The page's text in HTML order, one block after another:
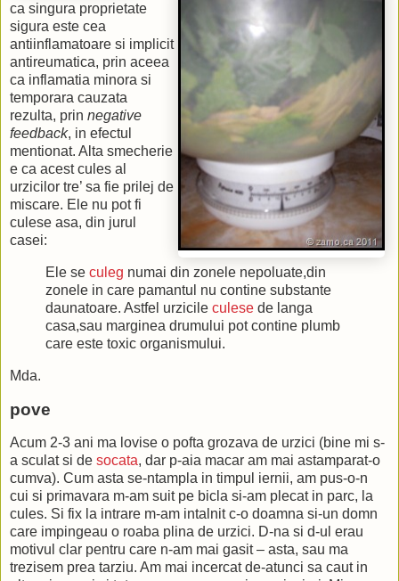
ca singura proprietate
sigura este cea
antiinflamatoare si implicit
antireumatica, prin aceea
ca inflamatia minora si
temporara cauzata
rezulta, prin negative
feedback, in efectul
mentionat. Alta smecherie
e ca acest cules al
urzicilor tre’ sa fie prilej de
miscare. Ele nu pot fi
culese asa, din jurul
casei:
Ele se culeg numai din zonele nepoluate,din
zonele in care pamantul nu contine substante
daunatoare. Astfel urzicile culese de langa
casa,sau marginea drumului pot contine plumb
care este toxic organismului.
Mda.
pove
Acum 2-3 ani ma lovise o pofta grozava de urzici (bine mi s-
a sculat si de socata, dar p-aia macar am mai astamparat-o
cumva). Cum asta se-ntampla in timpul iernii, am pus-o-n
cui si primavara m-am suit pe bicla si-am plecat in parc, la
cules. Si fix la intrare m-am intalnit c-o doamna si-un domn
care impingeau o roaba plina de urzici. D-na si d-ul erau
motivul clar pentru care n-am mai gasit – asta, sau ma
trezisem prea tarziu. Am mai incercat de-atunci sa caut in